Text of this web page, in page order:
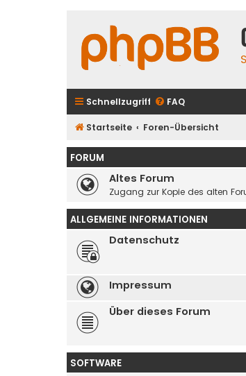
Schnellzugriff FAQ
Startseite Foren-Übersicht
FORUM
Altes Forum
Zugang zur Kopie des alten
ALLGEMEINE INFORMATIONEN
Datenschutz
Impressum
Über dieses Forum
SOFTWARE